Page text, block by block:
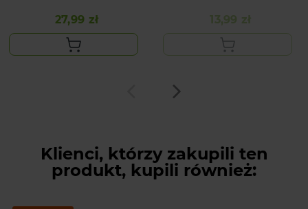
Cena
27,99 zł Cena
13,99 zł
Klienci, którzy zakupili ten
produkt, kupili również: